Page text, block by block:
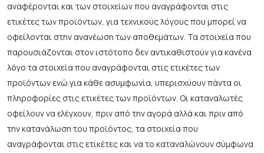
αναφέρονται και των στοιχείων που αναγράφονται στις
ετικέτες των προϊόντων, για τεχνικούς λόγους που μπορεί να
οφείλονται στην ανανέωση των αποθεμάτων. Τα στοιχεία που
παρουσιάζονται στον ιστότοπο δεν αντικαθιστούν για κανένα
λόγο τα στοιχεία που αναγράφονται στις ετικέτες των
προϊόντων ενώ για κάθε ασυμφωνία, υπερισχύουν πάντα οι
πληροφορίες στις ετικέτες των προϊόντων. Οι καταναλωτές
οφείλουν να ελέγχουν, πριν από την αγορά αλλά και πριν από
την κατανάλωση του προϊόντος, τα στοιχεία που
αναγράφονται στις ετικέτες και να το καταναλώνουν σύμφωνα